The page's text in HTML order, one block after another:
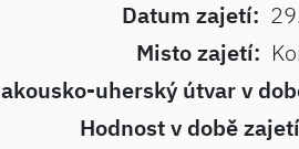
Datum zajetí:
Misto zajetí:
uherský útvar v
Hodnost v době